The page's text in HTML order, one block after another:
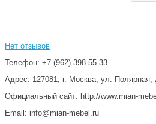
Нет отзывов
Телефон: +7 (962) 398-55-33
Адрес: 127081, г. Москва, ул.
Официальный сайт: http://www.mian-
Email: info@mian-mebel.ru